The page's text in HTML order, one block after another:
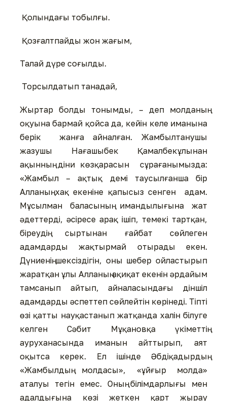
Қолындағы тобылғы.
Қозғалтпайды жон жағым,
Талай дүре соғылды.
Торсылдатып танадай,
Жыртар болды тонымды, – деп молданың
оқуына бармай қойса да, кейін келе иманына
берік жанға айналған. Жамбылтанушы
жазушы Нағашыбек Қамалбекұлынан
ақынның діни көзқарасын сұрағанымызда:
«Жамбыл – ақтық демі таусылғанша бір
Алланың хақ екеніне қапысыз сенген адам.
Мұсылман баласының имандылығына жат
әдеттерді, әсіресе арақ ішіп, темекі тартқан,
біреудің сыртынан ғайбат сөйлеген
адамдарды жақтырмай отырады екен.
Дүниенің шексіздігін, оны шебер ойластырып
жаратқан ұлы Алланың ақиқат екенін әрдайым
тамсанып айтып, айналасындағы діншіл
адамдарды әспеттеп сөйлейтін көрінеді. Тіпті
өзі қатты науқастанып жатқанда халін білуге
келген Сәбит Мұқановқа үкіметтің
ауруханасында иманын айттырып, аят
оқытса керек. Ел ішінде Әбдіқадырдың
«Жамбылдың молдасы», «ұйғыр молда»
аталуы тегін емес. Оның білімдарлығы мен
адалдығына көзі жеткен қарт жырау